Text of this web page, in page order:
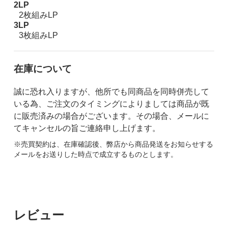
2LP
2枚組みLP
3LP
3枚組みLP
在庫について
誠に恐れ入りますが、他所でも同商品を同時併売して
いる為、ご注文のタイミングによりましては商品が既
に販売済みの場合がございます。その場合、メールに
てキャンセルの旨ご連絡申し上げます。
※売買契約は、在庫確認後、弊店から商品発送をお知らせする
メールをお送りした時点で成立するものとします。
レビュー